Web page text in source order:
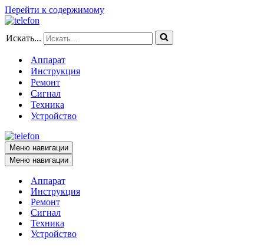
Перейти к содержимому
Искать...
Аппарат
Инструкция
Ремонт
Сигнал
Техника
Устройство
Меню навигации
Меню навигации
Аппарат
Инструкция
Ремонт
Сигнал
Техника
Устройство